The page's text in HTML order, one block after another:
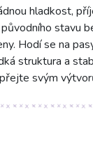
hladkost,
stavu
Hodí se na
struktura a
svým